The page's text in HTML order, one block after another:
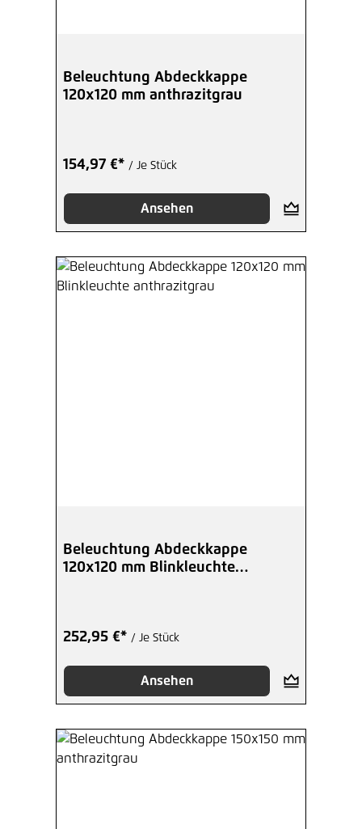
Beleuchtung Abdeckkappe
120x120 mm anthrazitgrau
154,97 €* / Je Stück
Ansehen
Beleuchtung Abdeckkappe
120x120 mm Blinkleuchte
252,95 €* / Je Stück
Ansehen